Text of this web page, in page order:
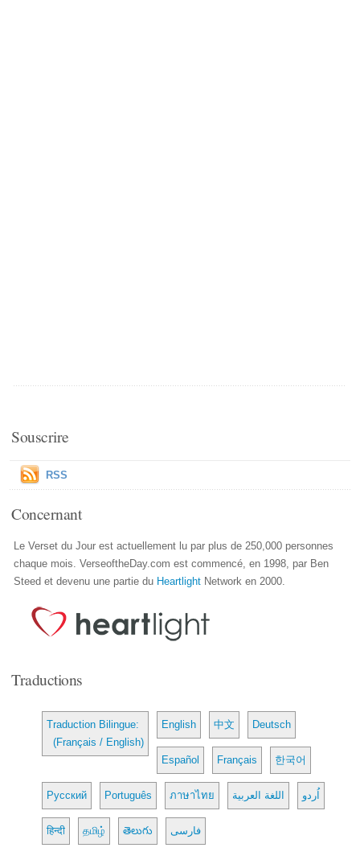
Souscrire
RSS
Concernant
Le Verset du Jour est actuellement lu par plus de 250,000 personnes
chaque mois. VerseoftheDay.com est commencé, en 1998, par Ben
Steed et devenu une partie du Heartlight Network en 2000.
Traductions
Traduction Bilingue:
(Français / English)
English 中文 Deutsch
Español Français 한국어
Русский Português ภาษาไทย اللغة العربية اُردو
हिन्दी தமிழ் తెలుగు فارسی